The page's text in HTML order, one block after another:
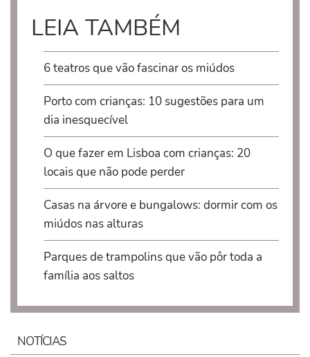
LEIA TAMBÉM
6 teatros que vão fascinar os miúdos
Porto com crianças: 10 sugestões para um
dia inesquecível
O que fazer em Lisboa com crianças: 20
locais que não pode perder
Casas na árvore e bungalows: dormir com os
miúdos nas alturas
Parques de trampolins que vão pôr toda a
família aos saltos
NOTÍCIAS